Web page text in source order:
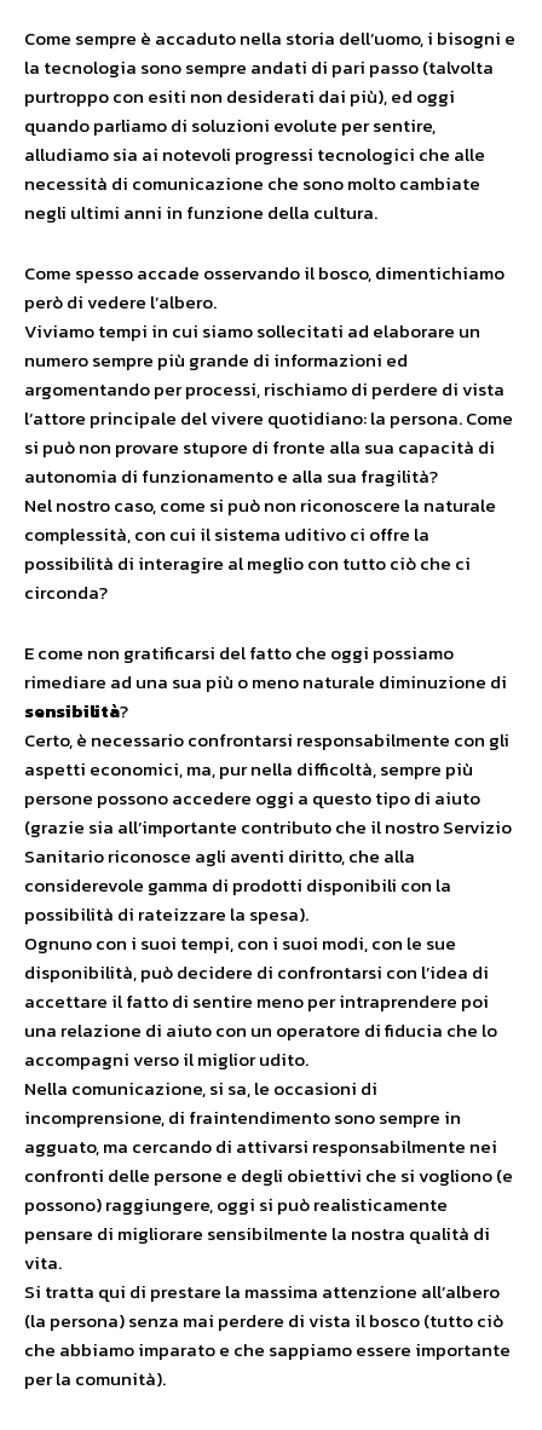
Come sempre è accaduto nella storia dell’uomo, i bisogni e
la tecnologia sono sempre andati di pari passo (talvolta
purtroppo con esiti non desiderati dai più), ed oggi
quando parliamo di soluzioni evolute per sentire,
alludiamo sia ai notevoli progressi tecnologici che alle
necessità di comunicazione che sono molto cambiate
negli ultimi anni in funzione della cultura.
Come spesso accade osservando il bosco, dimentichiamo
però di vedere l’albero.
Viviamo tempi in cui siamo sollecitati ad elaborare un
numero sempre più grande di informazioni ed
argomentando per processi, rischiamo di perdere di vista
l’attore principale del vivere quotidiano: la persona. Come
si può non provare stupore di fronte alla sua capacità di
autonomia di funzionamento e alla sua fragilità?
Nel nostro caso, come si può non riconoscere la naturale
complessità, con cui il sistema uditivo ci offre la
possibilità di interagire al meglio con tutto ciò che ci
circonda?
E come non gratificarsi del fatto che oggi possiamo
rimediare ad una sua più o meno naturale diminuzione di
sensibilità?
Certo, è necessario confrontarsi responsabilmente con gli
aspetti economici, ma, pur nella difficoltà, sempre più
persone possono accedere oggi a questo tipo di aiuto
(grazie sia all’importante contributo che il nostro Servizio
Sanitario riconosce agli aventi diritto, che alla
considerevole gamma di prodotti disponibili con la
possibilità di rateizzare la spesa).
Ognuno con i suoi tempi, con i suoi modi, con le sue
disponibilità, può decidere di confrontarsi con l’idea di
accettare il fatto di sentire meno per intraprendere poi
una relazione di aiuto con un operatore di fiducia che lo
accompagni verso il miglior udito.
Nella comunicazione, si sa, le occasioni di
incomprensione, di fraintendimento sono sempre in
agguato, ma cercando di attivarsi responsabilmente nei
confronti delle persone e degli obiettivi che si vogliono (e
possono) raggiungere, oggi si può realisticamente
pensare di migliorare sensibilmente la nostra qualità di
vita.
Si tratta qui di prestare la massima attenzione all’albero
(la persona) senza mai perdere di vista il bosco (tutto ciò
che abbiamo imparato e che sappiamo essere importante
per la comunità).